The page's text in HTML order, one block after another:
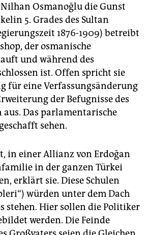
Osmanoğlu die Gunst
5. Grades des Sultan
1876-1909) betreibt
der osmanische
und während des
ist. Offen spricht sie
für eine Verfassungsänderung
der Befugnisse des
aus. Das parlamentarische
sehen.
in einer Allianz von Erdoğan
in der ganzen Türkei
erklärt sie. Diese Schulen
würden unter dem Dach
stehen. Hier sollen die Politiker
werden. Die Feinde